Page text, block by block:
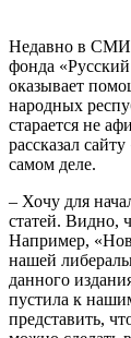
Недавно в СМИ
фонда
оказывает
народных
старается не
рассказал
самом деле.
– Хочу для
статей. Видно,
Например,
нашей
данного
пустила к
представить,